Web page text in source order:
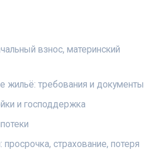
взнос, материнский
жильё: требования и документы
и господдержка
просрочка, страхование, потеря